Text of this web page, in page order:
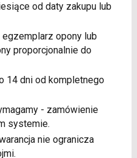
od daty zakupu lub
egzemplarz opony lub
proporcjonalnie do
14 dni od kompletnego
- zamówienie
systemie.
nie ogranicza